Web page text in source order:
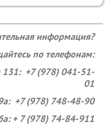
информация?
по телефонам:
131: +7 (978) 041-51-
01
+7 (978) 748-48-90
+ 7 (978) 74-84-911